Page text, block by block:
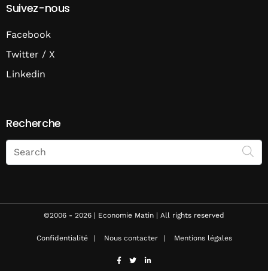
Suivez-nous
Facebook
Twitter / X
Linkedin
Recherche
Search
on
Economie
©2006 - 2026 | Economie Matin | All rights reserved
Confidentialité Nous contacter Mentions légales
facebook
twitterlinkedin